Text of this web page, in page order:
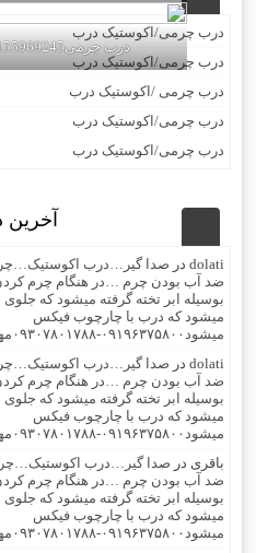
درب چرمی02155969245-09196375800
درب چرمی/اکوستیک درب
درب چرمی/اکوستیک درب
درب چرمی /اکوستیک درب
درب چرمی/اکوستیک درب
درب چرمی/اکوستیک درب
آخرین
dolati در صدا گیر…درب
ضد آب بودن چرم …در هنگام چرم
بوسیله ابر تخته گرفته میشود که
میشود که درب با چارچوب فیکس
میشود۰۹۱۹۶۳۷۵۸۰۰-۰۹۳۰۷۸۰۱۷۸۸مهندس دولتی
dolati در صدا گیر…درب
ضد آب بودن چرم …در هنگام چرم
بوسیله ابر تخته گرفته میشود که
میشود که درب با چارچوب فیکس
میشود۰۹۱۹۶۳۷۵۸۰۰-۰۹۳۰۷۸۰۱۷۸۸مهندس دولتی
باقری در صدا گیر…درب
ضد آب بودن چرم …در هنگام چرم
بوسیله ابر تخته گرفته میشود که
میشود که درب با چارچوب فیکس
میشود۰۹۱۹۶۳۷۵۸۰۰-۰۹۳۰۷۸۰۱۷۸۸مهندس دولتی